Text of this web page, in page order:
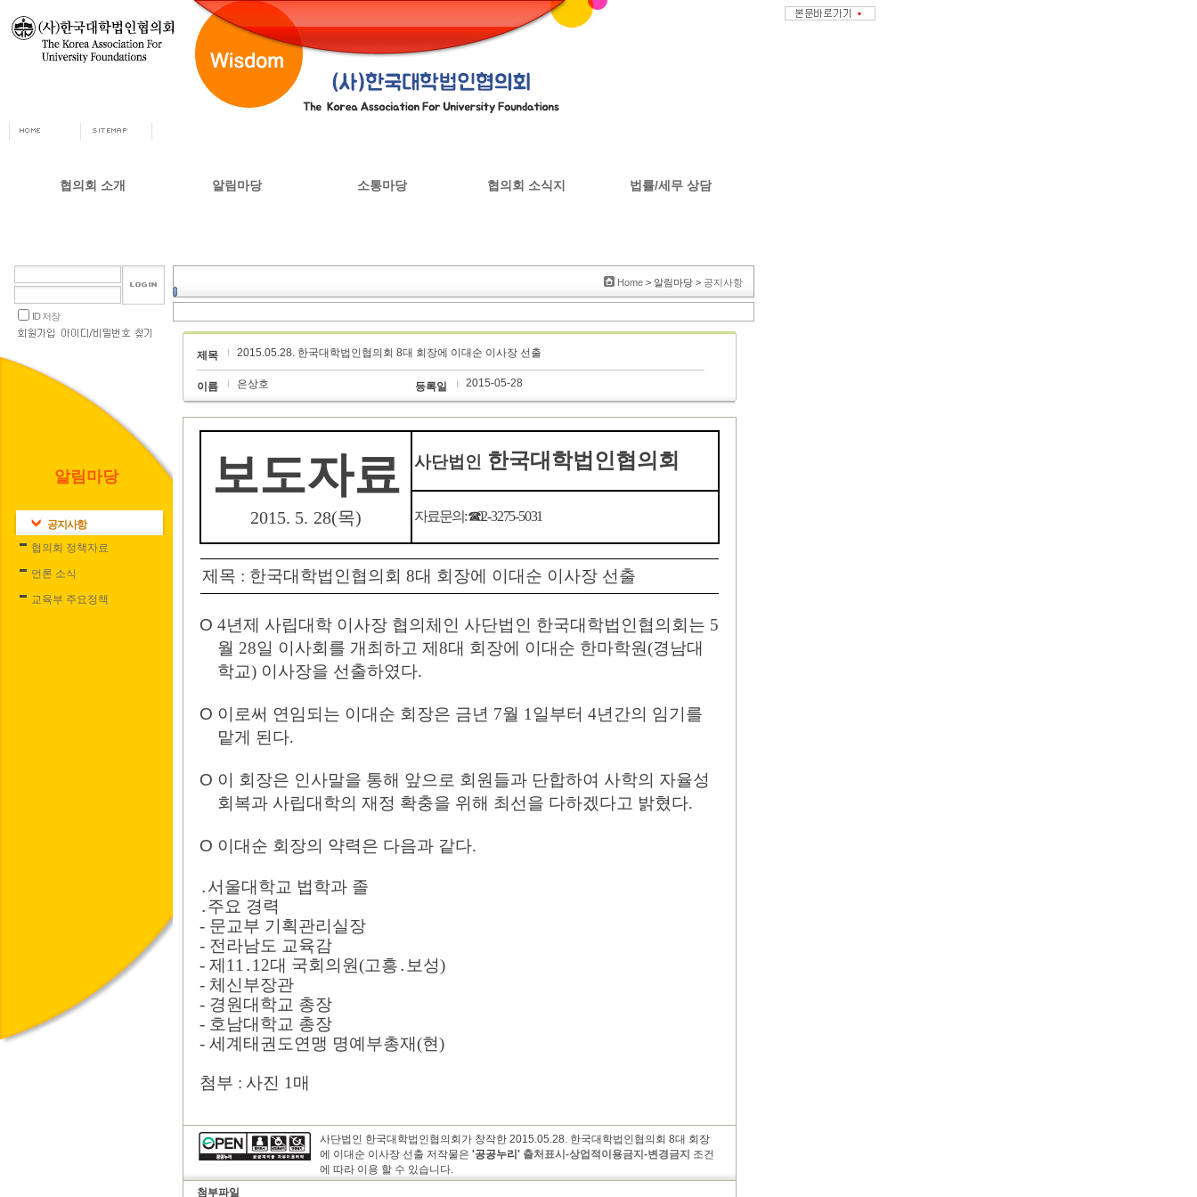
협의회 소개
설립목적 및 주요사업
협의회 정관
알림마당
교육부 주요정책
소통마당 협의회 소식지 법률/세무 상담
ID 저장
알림마당
공지사항
협의회 정책자료
언론 소식
교육부 주요정책
Home > 알림마당 > 공지사항
제목 2015.05.28. 한국대학법인협의회 8대 회장에 이대순 이사장 선출
이름 은상호 등록일 2015-05-28
보도자료
2015. 5. 28(목)
사단법인 한국대학법인협의회
자료문의:☎02-3275-5031
제목 : 한국대학법인협의회 8대 회장에 이대순 이사장 선출
Ο 4년제 사립대학 이사장 협의체인 사단법인 한국대학법인협의회는 5
월 28일 이사회를 개최하고 제 8대 회장에 이대순 한마학원(경남대
학교) 이사장을 선출하였다.
Ο 이로써 연임되는 이대순 회장은 금년 7월 1 일부터 4년간의 임기를
맡게 된다.
Ο 이 회장은 인사말을 통해 앞으로 회원들과 단합하여 사학의 자율성
회복과 사립대학의 재정 확충을 위해 최선을 다하겠다고 밝혔다.
Ο 이대순 회장의 약력은 다음과 같다.
․서울대학교 법학과 졸
․주요 경력
- 문교부 기획관리실장
- 전라남도 교육감
- 제 11 ․12대 국회의원(고흥․ 보성)
- 체신부장관
- 경원대학교 총장
- 호남대학교 총장
- 세계태권도연맹 명예부총재(현)
첨부 : 사진 1 매
사단법인 한국대학법인협의회가 창작한 2015.05.28. 한국대학법인협의회 8대 회장
에 이대순 이사장 선출 저작물은 '공공누리' 출처표시-상업적이용금지-변경금지 조건
에 따라 이용 할 수 있습니다.
첨부파일